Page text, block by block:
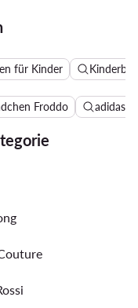
für Kinder
Froddo adidas